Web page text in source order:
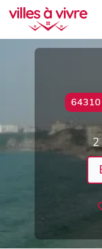
64310
2